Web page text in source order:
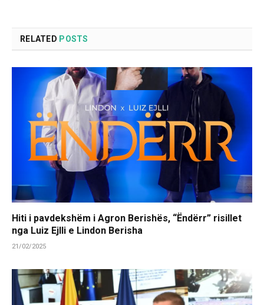
RELATED POSTS
Hiti i pavdekshëm i Agron Berishës, “Ëndërr” risillet
nga Luiz Ejlli e Lindon Berisha
21/02/2025